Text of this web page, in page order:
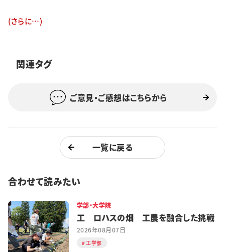
学生社会
学生記者募集 お問い合わせ
(さらに…)
関連タグ
ご意見・ご感想はこちらから
一覧に戻る
合わせて読みたい
学部・大学院
工 ロハスの畑 工農を融合した挑戦
2026年08月07日
工学部